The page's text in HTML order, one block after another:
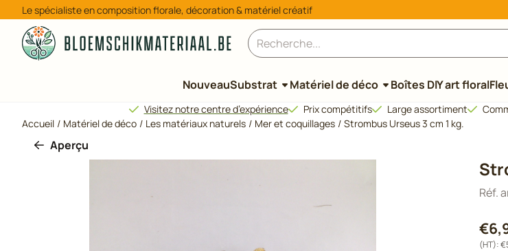
Préférences de cookies disponibles. Choisissez les paramètres ou autorisez tous les cookies.
Le spécialiste en composition florale, décoration & matériel créatif
Rechercher
NouveauSubstrat Matériel de déco Boîtes DIY art floral
Visitez notre centre d’expérience Prix compétitifs Large assortiment
Accueil / Matériel de déco / Les matériaux naturels / Mer et coquillages / Strombus Urseus 3 cm 1 kg.
Aperçu
Réf.
€
(HT):€